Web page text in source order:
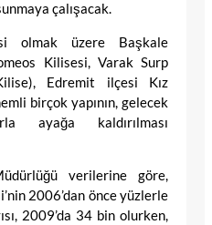
çalışacak.
olmak üzere Başkale
Kilisesi, Varak Surp
Edremit ilçesi Kız
birçok yapının, gelecek
ayağa kaldırılması
verilerine göre,
2006’dan önce yüzlerle
2009’da 34 bin olurken,